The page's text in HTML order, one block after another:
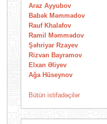
Araz Ayyubov
Babək Məmmədov
Rauf Khalafov
Ramil Məmmədov
Şəhriyar Rzayev
Rizvan Bayramov
Elxan Əliyev
Ağa Hüseynov
Bütün istifadəçilər